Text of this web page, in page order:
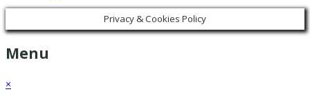
Privacy & Cookies Policy
Menu
×